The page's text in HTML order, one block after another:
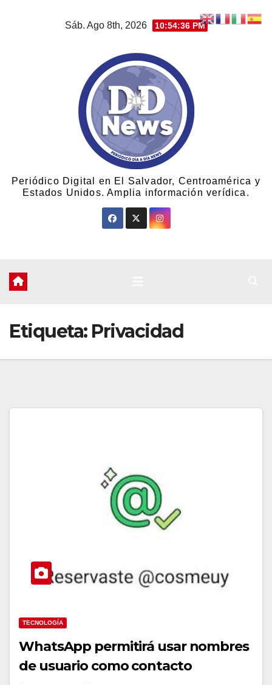
Sáb. Ago 8th, 2026 10:54:36 PM
Periódico Digital en El Salvador, Centroamérica y
Estados Unidos. Amplia información verídica.
Etiqueta: Privacidad
TECNOLOGÍA
WhatsApp permitirá usar nombres
de usuario como contacto